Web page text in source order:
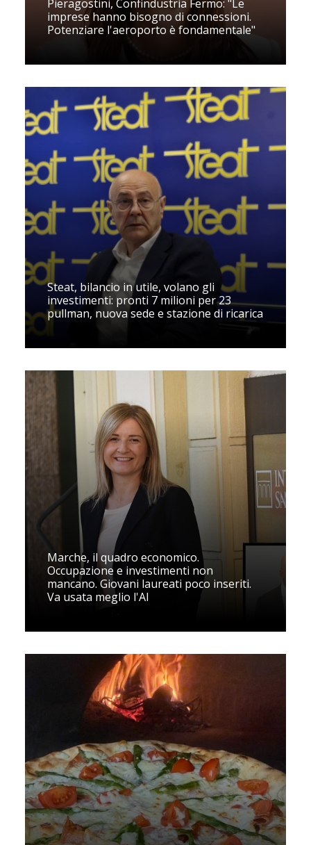
Pieragostini, Confindustria Fermo: "Le
imprese hanno bisogno di connessioni.
Potenziare l'aeroporto è fondamentale"
Steat, bilancio in utile, volano gli
investimenti: pronti 7 milioni per 23
pullman, nuova sede e stazione di ricarica
Marche, il quadro economico.
Occupazione e investimenti non
mancano. Giovani laureati poco inseriti.
Va usata meglio l'AI